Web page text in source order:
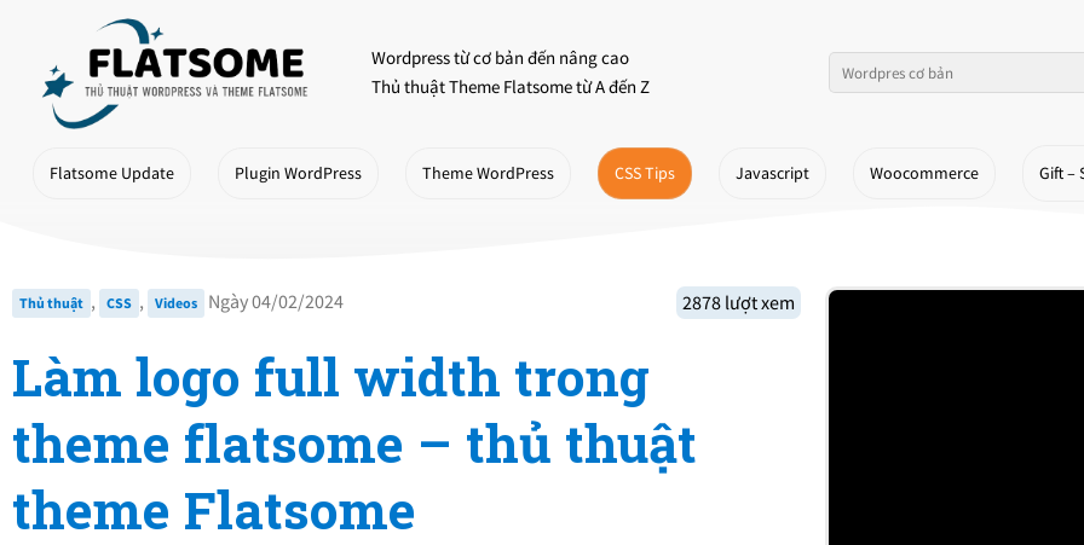
content
Wordpress từ cơ bản đến nâng cao
Thủ thuật Theme Flatsome từ A đến Z
Flatsome Update Plugin WordPress Theme WordPress CSS Tips Javascript Woocommerce Gift –
Thủ thuật , CSS , Videos Ngày 04/02/2024 2878 lượt xem
Làm logo full width trong
theme flatsome – thủ thuật
theme Flatsome